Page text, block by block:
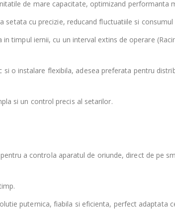
de mare capacitate, optimizand performanta
cu precizie, reducand fluctuatiile si consumul
timpul iernii, cu un interval extins de operare
o instalare flexibila, adesea preferata pentru
si un control precis al setarilor.
a controla aparatul de oriunde, direct de pe
puternica, fiabila si eficienta, perfect adaptata